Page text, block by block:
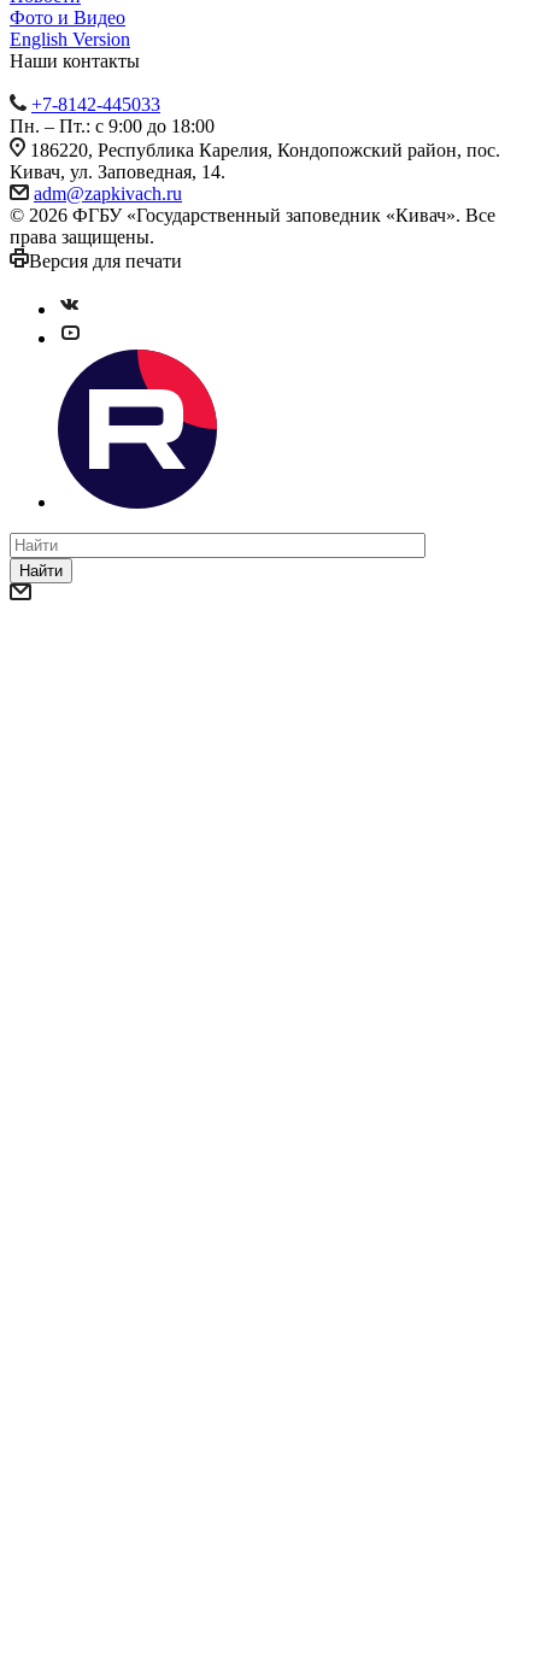
Фото и Видео
English Version
Наши контакты
+7-8142-445033
Пн. – Пт.: с 9:00 до 18:00
186220, Республика Карелия, Кондопожский район, пос.
Кивач, ул. Заповедная, 14.
adm@zapkivach.ru
© 2026 ФГБУ «Государственный заповедник «Кивач». Все
права защищены.
Версия для печати
Найти